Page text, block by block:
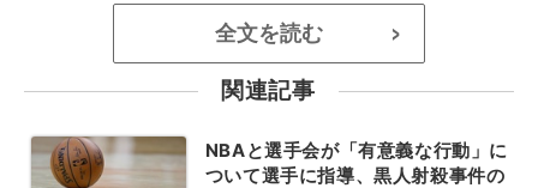
全文を読む >
関連記事
NBAと選手会が「有意義な行動」に
ついて選手に指導、黒人射殺事件の